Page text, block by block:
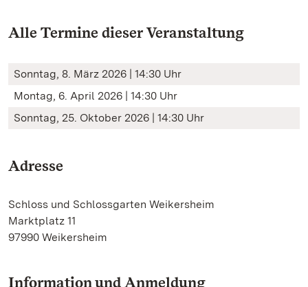
Alle Termine dieser Veranstaltung
Sonntag, 8. März 2026 | 14:30 Uhr
Montag, 6. April 2026 | 14:30 Uhr
Sonntag, 25. Oktober 2026 | 14:30 Uhr
Adresse
Schloss und Schlossgarten Weikersheim
Marktplatz 11
97990 Weikersheim
Information und Anmeldung